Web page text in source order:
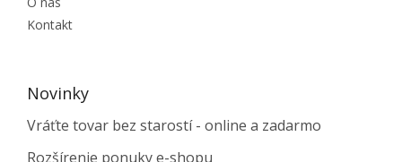
Kontakt
Novinky
Vráťte tovar bez starostí - online a zadarmo
Rozšírenie ponuky e-shopu